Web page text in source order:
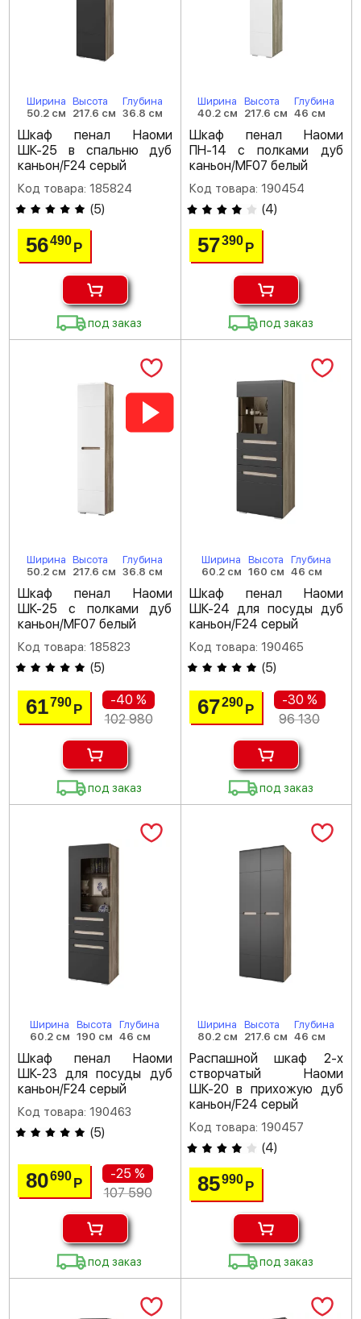
Ширина
50.2 см
Высота
217.6 см
Глубина
36.8 см
Шкаф пенал Наоми
ШК-25 в спальню дуб
каньон/F24 серый
Код товара: 185824
(5)
56490Р
под заказ
Ширина
40.2 см
Высота
217.6 см
Глубина
46 см
Шкаф пенал Наоми
ПН-14 с полками дуб
каньон/MF07 белый
Код товара: 190454
(4)
57390 Р
под заказ
Ширина
50.2 см
Высота
217.6 см
Глубина
36.8 см
Шкаф пенал Наоми
ШК-25 с полками дуб
каньон/MF07 белый
Код товара: 185823
(5)
61790Р
-40 %
102 980
под заказ
Ширина
60.2 см
Высота
160 см
Глубина
46 см
Шкаф пенал Наоми
ШК-24 для посуды дуб
каньон/F24 серый
Код товара: 190465
(5)
67290 Р
-30 %
96 130
под заказ
Ширина
60.2 см
Высота
190 см
Глубина
46 см
Шкаф пенал Наоми
ШК-23 для посуды дуб
каньон/F24 серый
Код товара: 190463
(5)
80690Р
-25 %
107 590
под заказ
Ширина
80.2 см
Высота
217.6 см
Глубина
46 см
Распашной шкаф 2-х
створчатый Наоми
ШК-20 в прихожую дуб
каньон/F24 серый
Код товара: 190457
(4)
85990 Р
под заказ